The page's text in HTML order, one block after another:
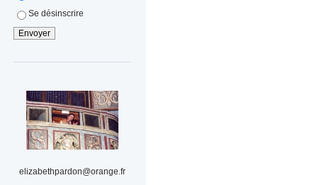
Se désinscrire
elizabethpardon@orange.fr